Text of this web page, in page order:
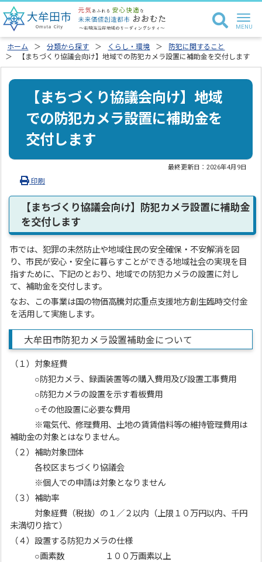
ホーム 分類から探す くらし・環境
防犯に関すること
【まちづくり協議会向け】地域での防犯カメラ設置に補助金を交付します
【まちづくり協議会向け】地域
での防犯カメラ設置に補助金を
交付します
最終更新日：2026年4月9日
印刷
【まちづくり協議会向け】防犯カメラ設置に補助金
を交付します
市では、犯罪の未然防止や地域住民の安全確保・不安解消を図
り、市民が安心・安全に暮らすことができる地域社会の実現を目
指すために、下記のとおり、地域での防犯カメラの設置に対し
て、補助金を交付します。
なお、この事業は国の物価高騰対応重点支援地方創生臨時交付金
を活用して実施します。
大牟田市防犯カメラ設置補助金について
（１）対象経費
○防犯カメラ、録画装置等の購入費用及び設置工事費用
○防犯カメラの設置を示す看板費用
○その他設置に必要な費用
※電気代、修理費用、土地の賃賃借料等の維持管理費用は
補助金の対象とはなりません。
（２）補助対象団体
各校区まちづくり協議会
※個人での申請は対象となりません
（３）補助率
対象経費（税抜）の１／２以内（上限１０万円以内、千円
未満切り捨て）
（４）設置する防犯カメラの仕様
○画素数 １００万画素以上